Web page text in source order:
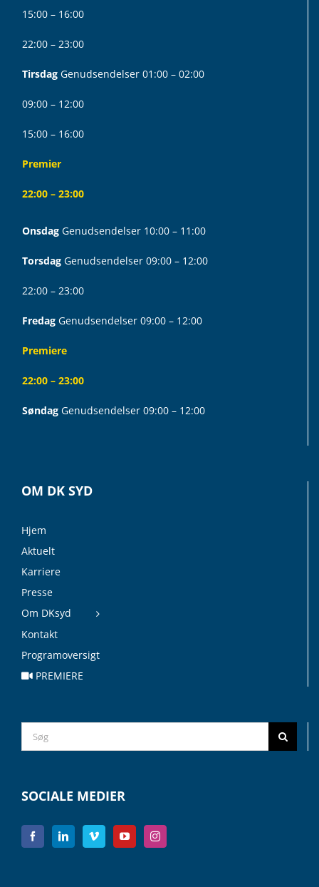
15:00 – 16:00
22:00 – 23:00
Tirsdag Genudsendelser 01:00 – 02:00
09:00 – 12:00
15:00 – 16:00
Premier
22:00 – 23:00
Onsdag Genudsendelser 10:00 – 11:00
Torsdag Genudsendelser 09:00 – 12:00
22:00 – 23:00
Fredag Genudsendelser 09:00 – 12:00
Premiere
22:00 – 23:00
Søndag Genudsendelser 09:00 – 12:00
OM DK SYD
Hjem
Aktuelt
Karriere
Presse
Om DKsyd
Kontakt
Programoversigt
PREMIERE
Search
for:
SOCIALE MEDIER